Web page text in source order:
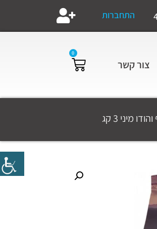
התחברות
צור קשר
0